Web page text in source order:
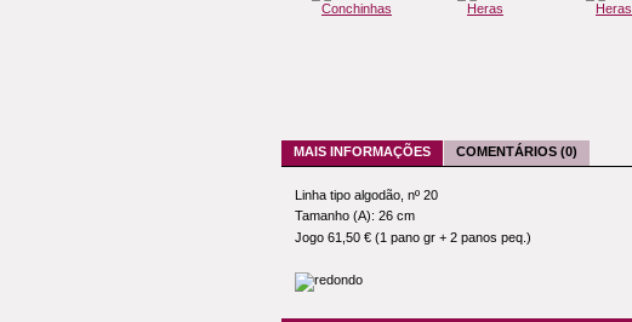
Conchinhas Heras Heras
MAIS INFORMAÇÕES COMENTÁRIOS (0)
Linha tipo algodão, nº 20
Tamanho (A): 26 cm
Jogo 61,50 € (1 pano gr + 2 panos peq.)